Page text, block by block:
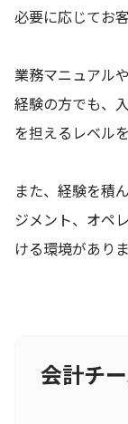
必要に応じてお
業務マニュアル
経験の方でも、
を担えるレベル
また、経験を積
ジメント、オペ
ける環境がありま
会計チ